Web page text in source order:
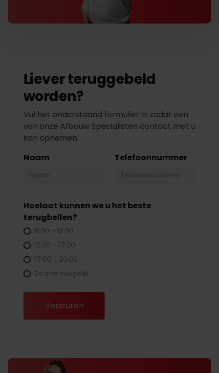
Liever teruggebeld
worden?
Vul het onderstaand formulier in zodat een
van onze Afbouw Specialisten contact met u
kan opnemen.
Naam
Telefoonnummer
Hoelaat kunnen we u het beste
terugbellen?
8:00 - 12:00
12:00 - 17:00
17:00 - 20:00
Zo snel mogelijk